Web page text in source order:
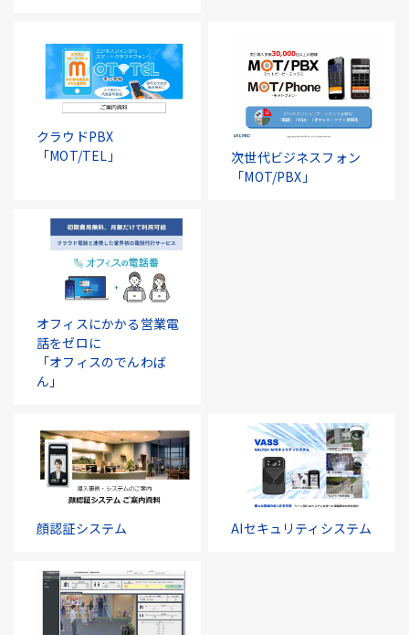
クラウドPBX
「MOT/TEL」
次世代ビジネスフォン
「MOT/PBX」
オフィスにかかる営業電
話をゼロに
「オフィスのでんわば
ん」
顔認証システム AIセキュリティシステム